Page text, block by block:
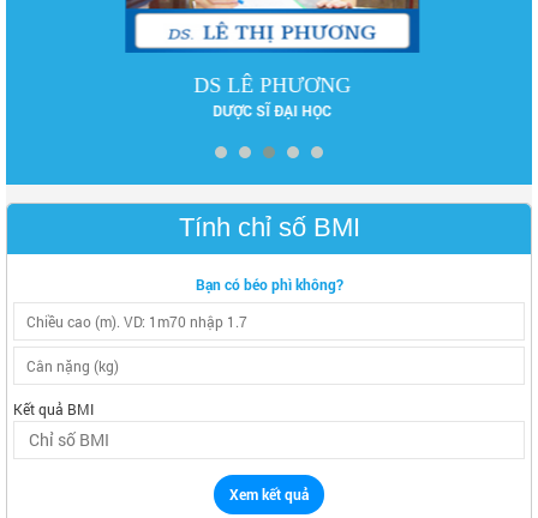
DS LÊ PHƯƠNG
DƯỢC SĨ ĐẠI HỌC
Tính chỉ số BMI
Bạn có béo phì không?
Kết quả BMI
Xem kết quả